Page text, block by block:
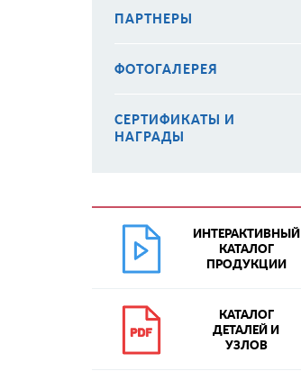
ПАРТНЕРЫ
ФОТОГАЛЕРЕЯ
СЕРТИФИКАТЫ И
НАГРАДЫ
ИНТЕРАКТИВНЫЙ
КАТАЛОГ
ПРОДУКЦИИ
КАТАЛОГ
ДЕТАЛЕЙ И
УЗЛОВ